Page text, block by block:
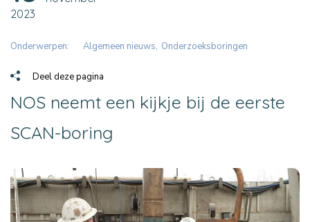
2023
Onderwerpen: Algemeen nieuws Onderzoeksboringen
Deel deze pagina
NOS neemt een kijkje bij de eerste
SCAN-boring